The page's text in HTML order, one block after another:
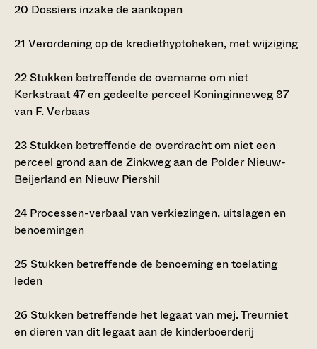
20 Dossiers inzake de aankopen
21 Verordening op de krediethyptoheken, met wijziging
22Stukken betreffende de overname om niet
Kerkstraat 47 en gedeelte perceel Koninginneweg 87
van F. Verbaas
23Stukken betreffende de overdracht om niet een
perceel grond aan de Zinkweg aan de Polder Nieuw-
Beijerland en Nieuw Piershil
24 Processen-verbaal van verkiezingen, uitslagen en
benoemingen
25 Stukken betreffende de benoeming en toelating
leden
26 Stukken betreffende het legaat van mej. Treurniet
en dieren van dit legaat aan de kinderboerderij